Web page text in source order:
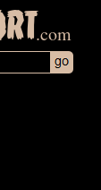
.com